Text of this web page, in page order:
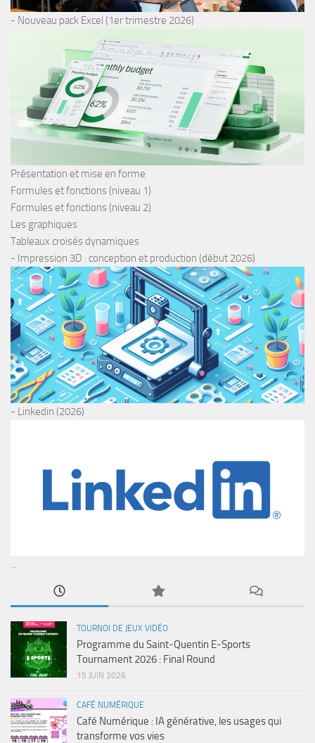
- Nouveau pack Excel (1er trimestre 2026)
Présentation et mise en forme
Formules et fonctions (niveau 1)
Formules et fonctions (niveau 2)
Les graphiques
Tableaux croisés dynamiques
- Impression 3D : conception et production (début 2026)
- Linkedin (2026)
...
TOURNOI DE JEUX VIDÉO
Programme du Saint-Quentin E-Sports
Tournament 2026 : Final Round
15 JUIN 2026
CAFÉ NUMÉRIQUE
Café Numérique : IA générative, les usages qui
transforme vos vies